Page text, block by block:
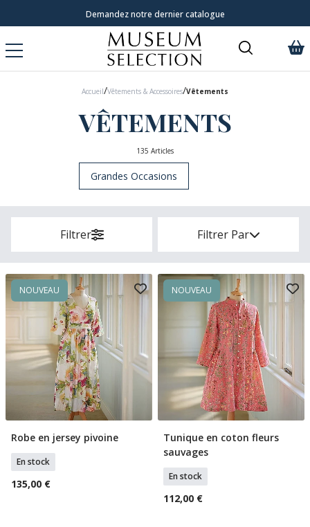
Livraison à domicile 9,95 €
Accueil/Vêtements & Accessoires/Vêtements
VÊTEMENTS
135 Articles
Grandes Occasions
Filtrer Filtrer Par
NOUVEAU
Sélectionner Tailles
Robe en jersey pivoine
En stock
135,00 €
NOUVEAU
Sélectionner Tailles
Tunique en coton fleurs
sauvages
En stock
112,00 €